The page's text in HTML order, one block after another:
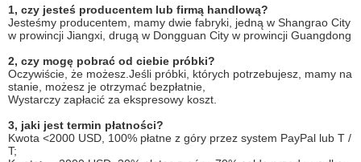
1, czy jesteś producentem lub firmą handlową?
Jesteśmy producentem, mamy dwie fabryki, jedną w Shangrao City
w prowincji Jiangxi, drugą w Dongguan City w prowincji Guangdong
2, czy mogę pobrać od ciebie próbki?
Oczywiście, że możesz.Jeśli próbki, których potrzebujesz, mamy na
stanie, możesz je otrzymać bezpłatnie,
Wystarczy zapłacić za ekspresowy koszt.
3, jaki jest termin płatności?
Kwota <2000 USD, 100% płatne z góry przez system PayPal lub T /
T;